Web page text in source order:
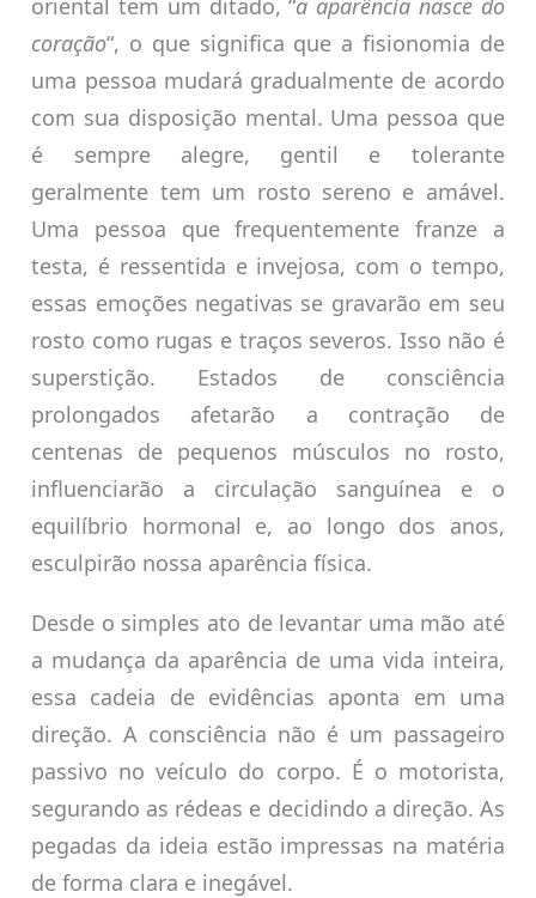
oriental tem um ditado, “a aparência nasce do
coração“, o que significa que a fisionomia de
uma pessoa mudará gradualmente de acordo
com sua disposição mental. Uma pessoa que
é sempre alegre, gentil e tolerante
geralmente tem um rosto sereno e amável.
Uma pessoa que frequentemente franze a
testa, é ressentida e invejosa, com o tempo,
essas emoções negativas se gravarão em seu
rosto como rugas e traços severos. Isso não é
superstição. Estados de consciência
prolongados afetarão a contração de
centenas de pequenos músculos no rosto,
influenciarão a circulação sanguínea e o
equilíbrio hormonal e, ao longo dos anos,
esculpirão nossa aparência física.
Desde o simples ato de levantar uma mão até
a mudança da aparência de uma vida inteira,
essa cadeia de evidências aponta em uma
direção. A consciência não é um passageiro
passivo no veículo do corpo. É o motorista,
segurando as rédeas e decidindo a direção. As
pegadas da ideia estão impressas na matéria
de forma clara e inegável.